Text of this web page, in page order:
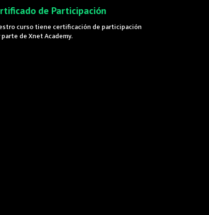
de Participación
curso tiene certificación de participación
de Xnet Academy.